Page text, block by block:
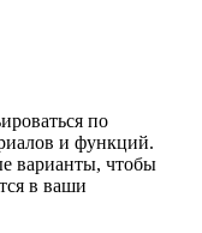
по
и функций.
варианты, чтобы
в ваши